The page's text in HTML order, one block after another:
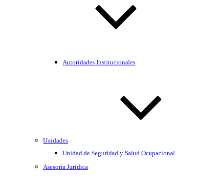
Autoridades Institucionales
Unidades
Unidad de Seguridad y Salud Ocupacional
Asesoría Jurídica